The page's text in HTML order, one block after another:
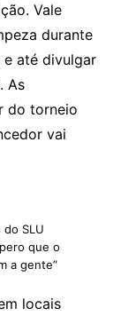
Vale
durante
até divulgar
As
do torneio
vai
SLU
que o
a gente”
locais